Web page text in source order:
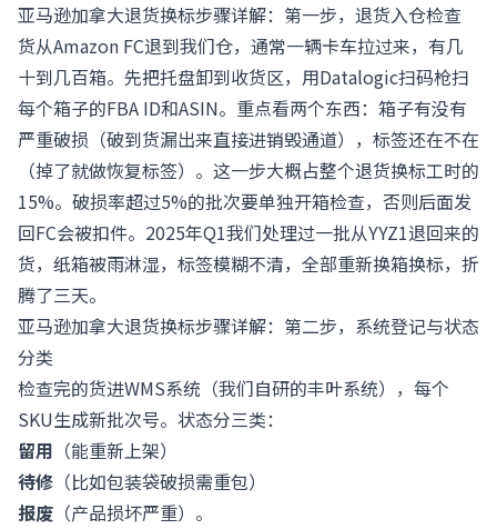
亚马逊加拿大退货换标步骤详解：第一步，退货入仓检查
货从Amazon FC退到我们仓，通常一辆卡车拉过来，有几
十到几百箱。先把托盘卸到收货区，用Datalogic扫码枪扫
每个箱子的FBA ID和ASIN。重点看两个东西：箱子有没有
严重破损（破到货漏出来直接进销毁通道），标签还在不在
（掉了就做恢复标签）。这一步大概占整个退货换标工时的
15%。破损率超过5%的批次要单独开箱检查，否则后面发
回FC会被扣件。2025年Q1我们处理过一批从YYZ1退回来的
货，纸箱被雨淋湿，标签模糊不清，全部重新换箱换标，折
腾了三天。
亚马逊加拿大退货换标步骤详解：第二步，系统登记与状态
分类
检查完的货进WMS系统（我们自研的丰叶系统），每个
SKU生成新批次号。状态分三类：
留用 （能重新上架）
待修 （比如包装袋破损需重包）
报废 （产品损坏严重）。